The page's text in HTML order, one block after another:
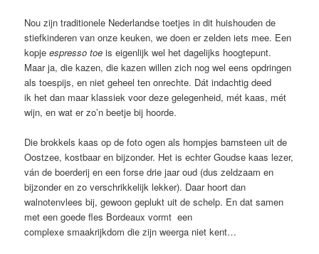
Nou zijn traditionele Nederlandse toetjes in dit huishouden de
stiefkinderen van onze keuken, we doen er zelden iets mee. Een
kopjeespresso toe is eigenlijk wel het dagelijks hoogtepunt.
Maar ja, die kazen, die kazen willen zich nog wel eens opdringen
als toespijs, en niet geheel ten onrechte. Dát indachtig deed
ik het dan maar klassiek voor deze gelegenheid, mét kaas, mét
wijn, en wat er zo’n beetje bij hoorde.
Die brokkels kaas op de foto ogen als hompjes barnsteen uit de
Oostzee, kostbaar en bijzonder. Het is echter Goudse kaas lezer,
ván de boerderij en een forse drie jaar oud (dus zeldzaam en
bijzonder en zo verschrikkelijk lekker). Daar hoort dan
walnotenvlees bij, gewoon geplukt uit de schelp. En dat samen
met een goede fles Bordeaux vormt een
complexe smaakrijkdom die zijn weerga niet kent…